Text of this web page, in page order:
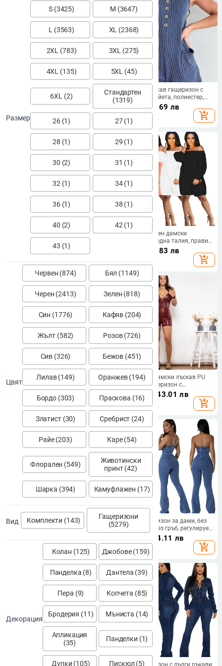
Комбинезон с дълги ръкави,
мрежеста тъкан, стегнат силует,
уличен стил
€/43.73 лв
add_shopping_cart
Дамски безръкав гащеризон с
контрастни райета, полиестер,
капри дължина, пролет 2025
30.52€/59.69 лв
add_shopping_cart
Гащеризон с цип – тесен силует,
дълъг ръкав, панк уличен стил,
€ 98.75 лв
OL6126 Памучен дамски
гащеризон, средна талия, прави
крака, 3/4 ръкав, уличен хипстър
67.83 лв
add_shopping_cart
Женски гащеризон за лято 2025:
висока талия, без ръкави,
полиестер, 80–90% съдържание
на основна тъкан,
микроеластичност
/118.58 лв
add_shopping_cart
Shascullfites Дамски лъскав PU
кожен къс гащеризон с
презрамки, тясна кройка, цвят
винено червен
124.25€ 243.01 лв
add_shopping_cart
Дамски гащеризон от георгета с
панел и панделка, Лайкра смес,
add_shopping_cart
Дънков гащеризон за дами, без
презрамки и без гръб, регулируем
колан, без ръкави, леко
разкроени панталони
144.11 лв
add_shopping_cart
Размер
S (3425) M (3647)
L (3563) XL (2368)
2XL (783) 3XL (275)
4XL (135) 5XL (45)
6XL (2)
Стандартен
(1319)
26 (1) 27 (1)
28 (1) 29 (1)
30 (2) 31 (1)
32 (1) 34 (1)
36 (1) 38 (1)
40 (2) 42 (1)
43 (1)
Цвят
Червен (874) Бял (1149)
Черен (2413) Зелен (818)
Син (1776) Кафяв (204)
Жълт (582) Розов (726)
Сив (326) Бежов (451)
Лилав (149) Оранжев (194)
Бордо (303) Праскова (16)
Златист (30) Сребрист (24)
Райе (203) Каре (54)
Флорален (549)
Животински
принт (42)
Шарка (394) Камуфлажен (17)
Вид Комплекти (143)
Гащеризони
(5279)
Декорация
Колан (125) Джобове (159)
Панделка (8) Дантела (39)
Пера (9) Копчета (85)
Бродерия (11) Мъниста (14)
Апликация
(35)
Панделки (1)
Дупки (105) Пискюл (5)